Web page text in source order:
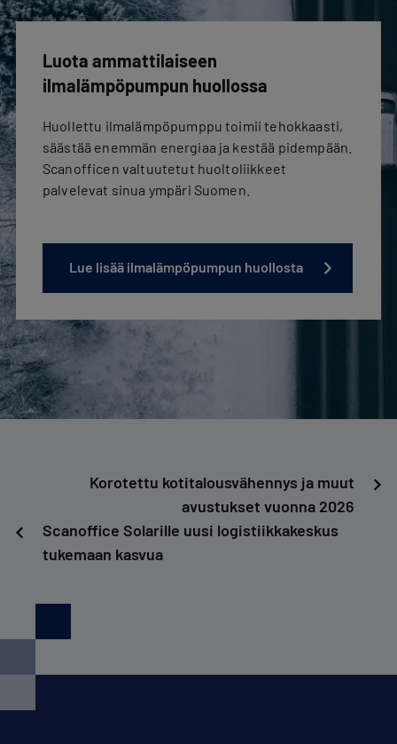
Luota ammattilaiseen
ilmalämpöpumpun huollossa
Huollettu ilmalämpöpumppu toimii tehokkaasti,
säästää enemmän energiaa ja kestää pidempään.
Scanofficen valtuutetut huoltoliikkeet
palvelevat sinua ympäri Suomen.
Lue lisää ilmalämpöpumpun huollosta
Artikkelien
Scanoffice Solarille uusi logistiikkakeskus
tukemaan kasvua
Korotettu kotitalousvähennys ja muut
avustukset vuonna 2026